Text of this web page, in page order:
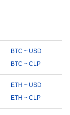
BTC ~ USD
BTC ~ CLP
ETH ~ USD
ETH ~ CLP